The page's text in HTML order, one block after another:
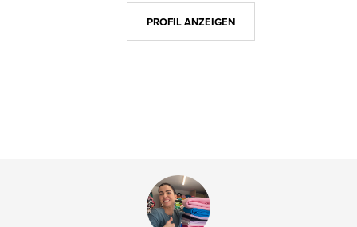
PROFIL ANZEIGEN